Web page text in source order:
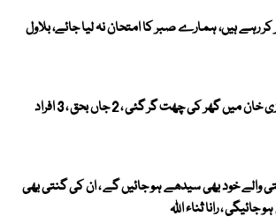
رہے ہیں، ہمارے صبر کا امتحان نہ لیا جائے، بلاول
ڈیرہ غازی خان میں گھر کی چھت گر گئی ، 2 جاں بحق ، 3 افراد
والے خود بھی سیدھے ہو جائیں گے ، ان کی گنتی بھی
جائیگی ، رانا ثناء اللہ